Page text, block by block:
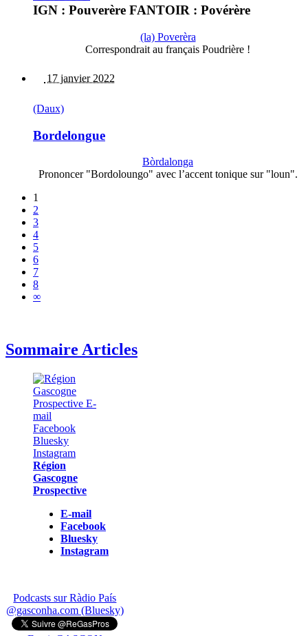
IGN : Pouverère FANTOIR : Povérère
(la) Poverèra
Correspondrait au français Poudrière !
17 janvier 2022
(Daux)
Bordelongue
Bòrdalonga
Prononcer "Bordoloungo" avec l’accent tonique sur "loun".
1
2
3
4
5
6
7
8
∞
Sommaire Articles
Région
Gascogne
Prospective
E-mail
Facebook
Bluesky
Instagram
Podcasts sur Ràdio País
@gasconha.com (Bluesky)